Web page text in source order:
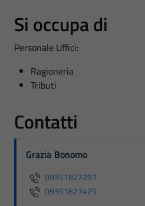
Si occupa di
Personale Uffici:
Ragioneria
Tributi
Contatti
Grazia Bonomo
09351827297
09351827425